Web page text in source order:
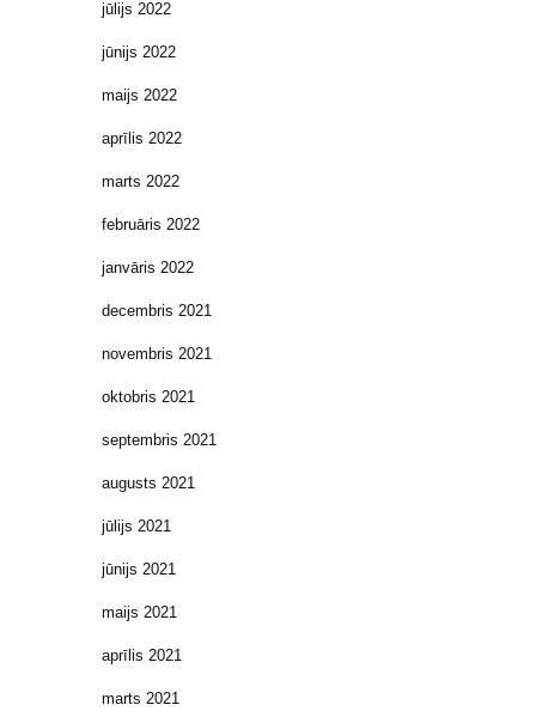
jūlijs 2022
jūnijs 2022
maijs 2022
aprīlis 2022
marts 2022
februāris 2022
janvāris 2022
decembris 2021
novembris 2021
oktobris 2021
septembris 2021
augusts 2021
jūlijs 2021
jūnijs 2021
maijs 2021
aprīlis 2021
marts 2021